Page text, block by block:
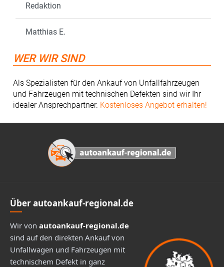
Redaktion
Matthias E.
WER WIR SIND
Als Spezialisten für den Ankauf von Unfallfahrzeugen
und Fahrzeugen mit technischen Defekten sind wir Ihr
idealer Ansprechpartner. Kostenloses Angebot erhalten!
Über autoankauf-regional.de
Wir von autoankauf-regional.de
sind auf den direkten Ankauf von
Unfallwagen und Fahrzeugen mit
technischem Defekt in ganz